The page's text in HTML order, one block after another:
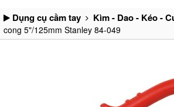
Dụng cụ cầm tay Kìm - Dao - Kéo -
cong 5"/125mm Stanley 84-049